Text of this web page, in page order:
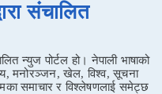
द्वारा संचालित
न्युज पोर्टल हो। नेपाली भाषाको
मनोरञ्जन, खेल, विश्व, सूचना
समाचार र विश्लेषणलाई समेट्छ